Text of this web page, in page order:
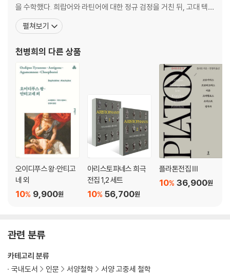
을 수학했다. 희랍어와 라틴어에 대한 정규 검정을 거친 뒤, 고대 텍스
트를 원문으로 읽고 번역하는 작업을 평생의 과업으로 삼아왔다. 그
에게 고전 번역은 단순히 텍스트를 옮기는 일이 아니었다. 작품이 지
그 안에 담긴 의미 구조와 문체, 극적 리듬을 함께 읽어낼
펼쳐보기
천병희의 다른 상품
오이디푸스 왕·안티고
네 외
9,900원
10%
아리스토파네스 희극
전집 1,2 세트
56,700원
10%
플라톤전집 Ⅲ
36,900원
10%
관련 분류
카테고리 분류
국내도서
인문 서양철학 서양 고중세 철학